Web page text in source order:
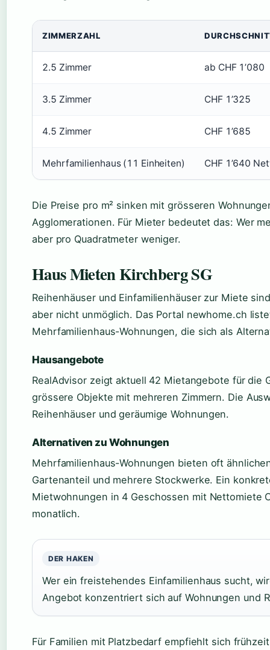
ZIMMERZAHL
2.5 Zimmer ab CHF 1’080
3.5 Zimmer CHF 1’325
4.5 Zimmer CHF 1’685
Mehrfamilienhaus (11 Einheiten) CHF 1’640
Die Preise pro m² sinken mit grösseren
Agglomerationen. Für Mieter bedeutet das: Wer
aber pro Quadratmeter weniger.
Haus Mieten Kirchberg SG
Reihenhäuser und Einfamilienhäuser zur Miete
aber nicht unmöglich. Das Portal newhome.ch
Mehrfamilienhaus-Wohnungen, die sich als
Hausangebote
RealAdvisor zeigt aktuell 42 Mietangebote für die
grössere Objekte mit mehreren Zimmern. Die
Reihenhäuser und geräumige Wohnungen.
Alternativen zu Wohnungen
Mehrfamilienhaus-Wohnungen bieten oft
Gartenanteil und mehrere Stockwerke. Ein
Mietwohnungen in 4 Geschossen mit Nettomiete
monatlich.
DER HAKEN
Wer ein freistehendes Einfamilienhaus sucht,
Angebot konzentriert sich auf Wohnungen und
Für Familien mit Platzbedarf empfiehlt sich